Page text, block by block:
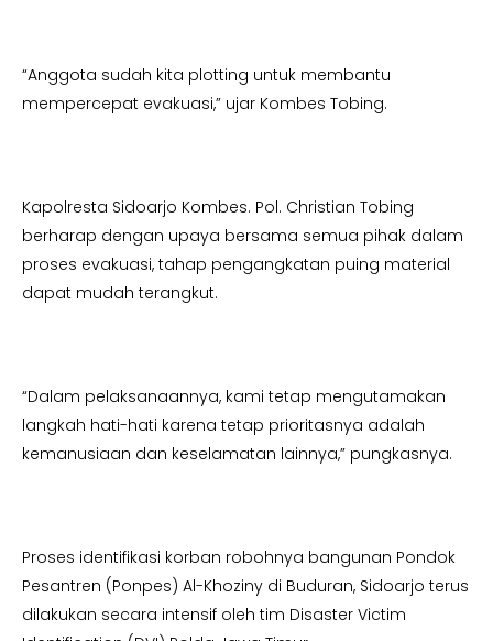
“Anggota sudah kita plotting untuk membantu
mempercepat evakuasi,” ujar Kombes Tobing.
Kapolresta Sidoarjo Kombes. Pol. Christian Tobing
berharap dengan upaya bersama semua pihak dalam
proses evakuasi, tahap pengangkatan puing material
dapat mudah terangkut.
“Dalam pelaksanaannya, kami tetap mengutamakan
langkah hati-hati karena tetap prioritasnya adalah
kemanusiaan dan keselamatan lainnya,” pungkasnya.
Proses identifikasi korban robohnya bangunan Pondok
Pesantren (Ponpes) Al-Khoziny di Buduran, Sidoarjo terus
dilakukan secara intensif oleh tim Disaster Victim